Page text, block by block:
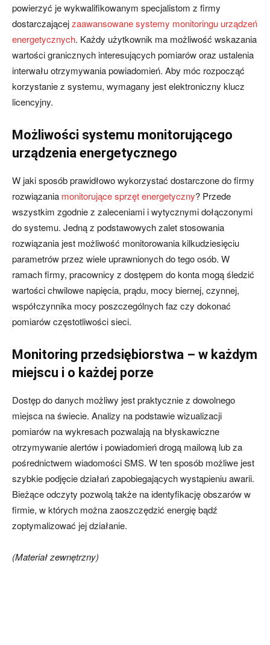
powierzyć je wykwalifikowanym specjalistom z firmy
dostarczającejzaawansowane systemy monitoringu urządzeń
energetycznych. Każdy użytkownik ma możliwość wskazania
wartości granicznych interesujących pomiarów oraz ustalenia
interwału otrzymywania powiadomień. Aby móc rozpocząć
korzystanie z systemu, wymagany jest elektroniczny klucz
licencyjny.
Możliwości systemu monitorującego
urządzenia energetycznego
W jaki sposób prawidłowo wykorzystać dostarczone do firmy
rozwiązania monitorujące sprzęt energetyczny? Przede
wszystkim zgodnie z zaleceniami i wytycznymi dołączonymi
do systemu. Jedną z podstawowych zalet stosowania
rozwiązania jest możliwość monitorowania kilkudziesięciu
parametrów przez wiele uprawnionych do tego osób. W
ramach firmy, pracownicy z dostępem do konta mogą śledzić
wartości chwilowe napięcia, prądu, mocy biernej, czynnej,
współczynnika mocy poszczególnych faz czy dokonać
pomiarów częstotliwości sieci.
Monitoring przedsiębiorstwa – w każdym
miejscu i o każdej porze
Dostęp do danych możliwy jest praktycznie z dowolnego
miejsca na świecie. Analizy na podstawie wizualizacji
pomiarów na wykresach pozwalają na błyskawiczne
otrzymywanie alertów i powiadomień drogą mailową lub za
pośrednictwem wiadomości SMS. W ten sposób możliwe jest
szybkie podjęcie działań zapobiegających wystąpieniu awarii.
Bieżące odczyty pozwolą także na identyfikację obszarów w
firmie, w których można zaoszczędzić energię bądź
zoptymalizować jej działanie.
(Materiał zewnętrzny)